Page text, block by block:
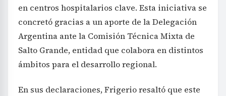
en centros hospitalarios clave. Esta iniciativa se
concretó gracias a un aporte de la Delegación
Argentina ante la Comisión Técnica Mixta de
Salto Grande, entidad que colabora en distintos
ámbitos para el desarrollo regional.
En sus declaraciones, Frigerio resaltó que este